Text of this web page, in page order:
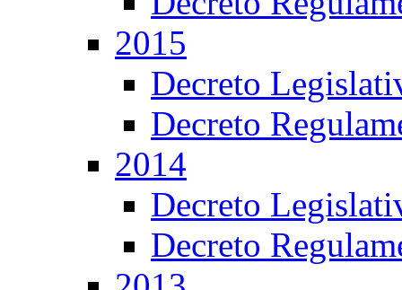
2015
Decreto
Decreto
2014
Decreto
Decreto